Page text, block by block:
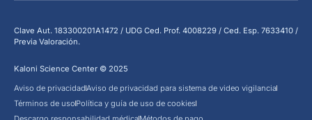
Clave Aut. 183300201A1472 / UDG Ced. Prof. 4008229 / Ced. Esp. 7633410 /
Previa Valoración.
Kaloni Science Center © 2025
Aviso de privacidadAviso de privacidad para sistema de video vigilancia
Términos de uso Política y guía de uso de cookies